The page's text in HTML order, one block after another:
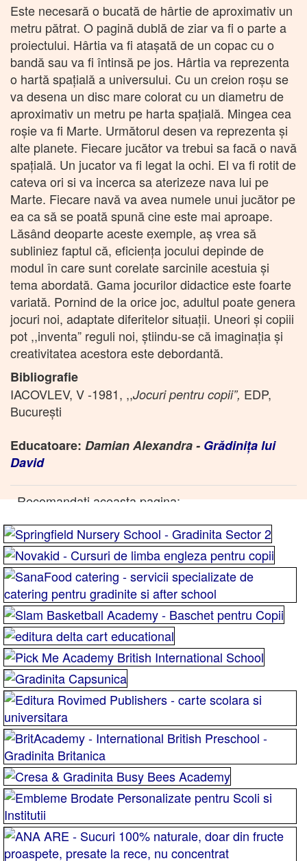
Este necesară o bucată de hârtie de aproximativ un
metru pătrat. O pagină dublă de ziar va fi o parte a
proiectului. Hârtia va fi ataşată de un copac cu o
bandă sau va fi întinsă pe jos. Hârtia va reprezenta
o hartă spaţială a universului. Cu un creion roşu se
va desena un disc mare colorat cu un diametru de
aproximativ un metru pe harta spaţială. Mingea cea
roşie va fi Marte. Următorul desen va reprezenta şi
alte planete. Fiecare jucător va trebui sa facă o navă
spaţială. Un jucator va fi legat la ochi. El va fi rotit de
cateva ori si va incerca sa aterizeze nava lui pe
Marte. Fiecare navă va avea numele unui jucător pe
ea ca să se poată spună cine este mai aproape.
Lăsând deoparte aceste exemple, aş vrea să
subliniez faptul că, eficienţa jocului depinde de
modul în care sunt corelate sarcinile acestuia şi
tema abordată. Gama jocurilor didactice este foarte
variată. Pornind de la orice joc, adultul poate genera
jocuri noi, adaptate diferitelor situaţii. Uneori şi copiii
pot ,,inventa” reguli noi, ştiindu-se că imaginaţia şi
creativitatea acestora este debordantă.
Bibliografie
IACOVLEV, V -1981, ,,Jocuri pentru copii”, EDP,
Bucureşti
Educatoare: Damian Alexandra - Grădiniţa lui
David
Recomandati aceasta pagina: